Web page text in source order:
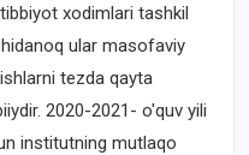
xodimlari tashkil
ular masofaviy
tezda qayta
2020-2021- o'quv yili
institutning mutlaqo